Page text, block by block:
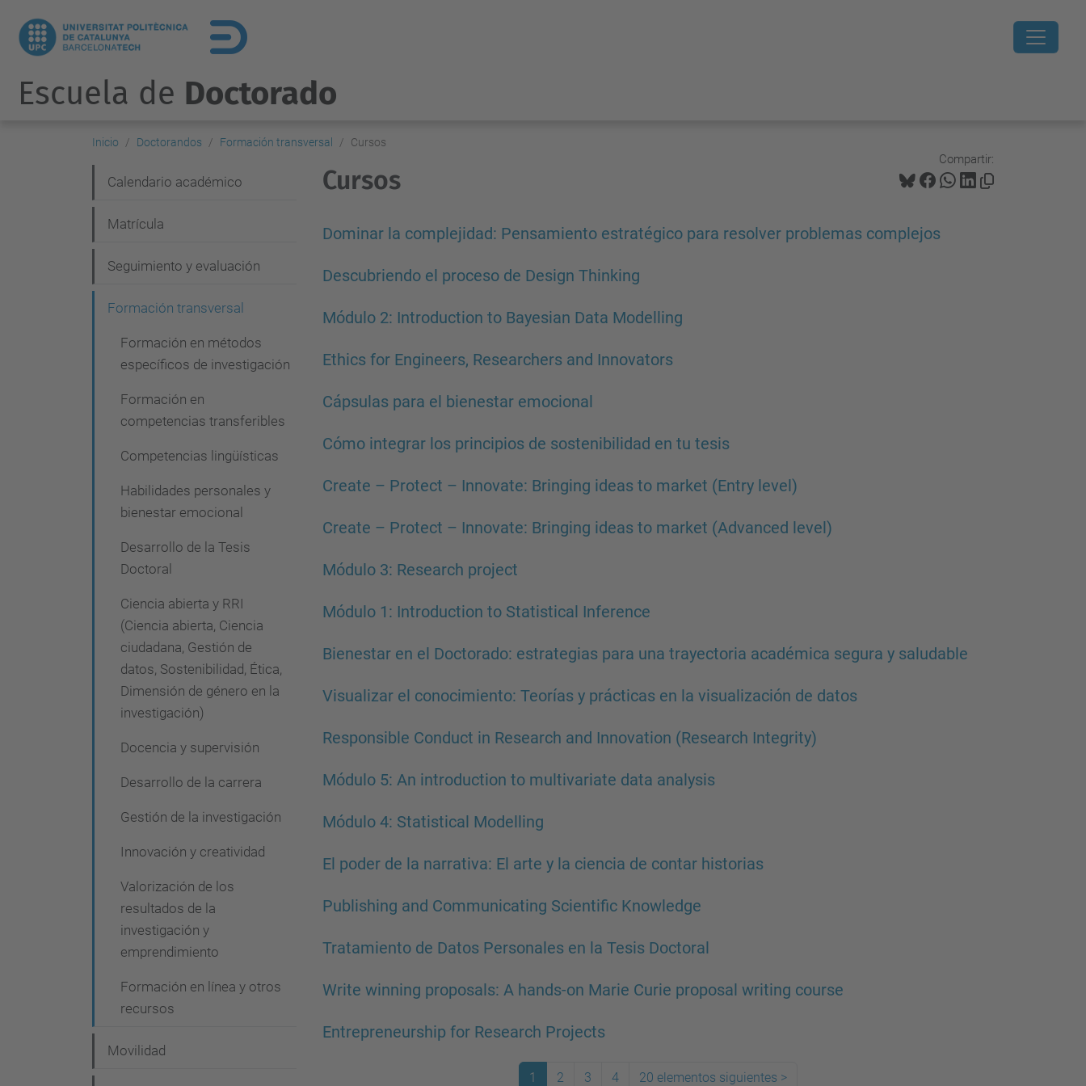
Escuela de Doctorado
Inicio Doctorandos Formación transversal Cursos
Compartir:
Cursos
Dominar la complejidad: Pensamiento estratégico para resolver problemas complejos
Descubriendo el proceso de Design Thinking
Módulo 2: Introduction to Bayesian Data Modelling
Ethics for Engineers, Researchers and Innovators
Cápsulas para el bienestar emocional
Cómo integrar los principios de sostenibilidad en tu tesis
Create – Protect – Innovate: Bringing ideas to market (Entry level)
Create – Protect – Innovate: Bringing ideas to market (Advanced level)
Módulo 3: Research project
Módulo 1: Introduction to Statistical Inference
Bienestar en el Doctorado: estrategias para una trayectoria académica segura y saludable
Visualizar el conocimiento: Teorías y prácticas en la visualización de datos
Responsible Conduct in Research and Innovation (Research Integrity)
Módulo 5: An introduction to multivariate data analysis
Módulo 4: Statistical Modelling
El poder de la narrativa: El arte y la ciencia de contar historias
Publishing and Communicating Scientific Knowledge
Tratamiento de Datos Personales en la Tesis Doctoral
Write winning proposals: A hands-on Marie Curie proposal writing course
Entrepreneurship for Research Projects
1 2 3 4 20 elementos siguientes >
a
v
g
Calendario académico
Matrícula
Seguimiento y evaluación
Formación transversal
Formación en métodos
específicos de investigación
Formación en
competencias transferibles
Competencias lingüísticas
Habilidades personales y
bienestar emocional
Desarrollo de la Tesis
Doctoral
Ciencia abierta y RRI
(Ciencia abierta, Ciencia
ciudadana, Gestión de
datos, Sostenibilidad, Ética,
Dimensión de género en la
investigación)
Docencia y supervisión
Desarrollo de la carrera
Gestión de la investigación
Innovación y creatividad
Valorización de los
resultados de la
investigación y
emprendimiento
Formación en línea y otros
recursos
Movilidad